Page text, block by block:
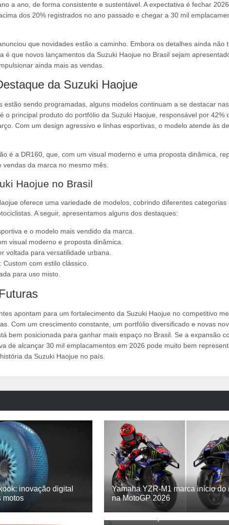
a ano, de forma consistente e sustentável. A expectativa é fechar
dos 20% registrados no ano passado e chegar a 30 mil
que novidades estão a caminho. Embora os detalhes ainda não
é que novos lançamentos da Suzuki Haojue no Brasil sejam
ainda mais as vendas.
da Suzuki Haojue
estão sendo programadas, alguns modelos continuam a se destacar
o principal produto do portfólio da Suzuki Haojue, responsável por 42%
Com um design agressivo e linhas esportivas, o modelo atende às
é a DR160, que, com um visual moderno e uma proposta dinâmica,
vendas da marca no mesmo mês.
Haojue no Brasil
oferece uma variedade de modelos, cobrindo diferentes categorias
A seguir, apresentamos alguns dos destaques:
e o modelo mais vendido da marca.
visual moderno e proposta dinâmica.
voltada para versatilidade urbana.
Custom com estilo clássico.
para uso misto.
apontam para um fortalecimento da Suzuki Haojue no competitivo
Com um crescimento constante, um portfólio diversificado e novas
bem posicionada para ganhar mais espaço no Brasil. Se a expansão
de alcançar 30 mil emplacamentos em 2026 pode muito bem
da Suzuki Haojue no país.
inovação digital
motos
Yamaha YZR-M1 marca início do
na MotoGP 2026